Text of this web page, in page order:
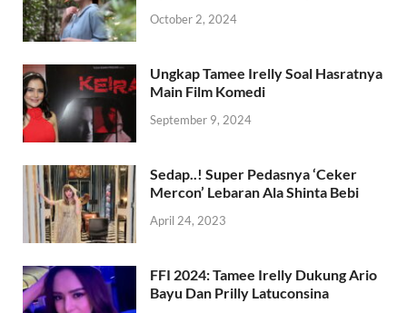
October 2, 2024
Ungkap Tamee Irelly Soal Hasratnya
Main Film Komedi
September 9, 2024
Sedap..! Super Pedasnya ‘Ceker
Mercon’ Lebaran Ala Shinta Bebi
April 24, 2023
FFI 2024: Tamee Irelly Dukung Ario
Bayu Dan Prilly Latuconsina